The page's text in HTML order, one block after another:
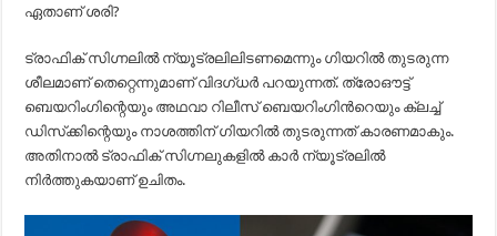
ഏതാണ് ശരി?
ട്രാഫിക് സിഗ്നലില്‍ ന്യൂട്രലിലിടണമെന്നും ഗിയറില്‍ തുടരുന്ന
ശീലമാണ് തെറ്റെന്നുമാണ് വിദഗ്ധര്‍ പറയുന്നത്. ത്രോഔട്ട്
ബെയറിംഗിന്റെയും അഥവാ റിലീസ് ബെയറിംഗിന്‍റെയും ക്ലച്ച്
ഡിസ്‌ക്കിന്റെയും നാശത്തിന് ഗിയറില്‍ തുടരുന്നത് കാരണമാകും.
അതിനാല്‍ ട്രാഫിക് സിഗ്നലുകളില്‍ കാര്‍ ന്യൂട്രലില്‍
നിര്‍ത്തുകയാണ് ഉചിതം.